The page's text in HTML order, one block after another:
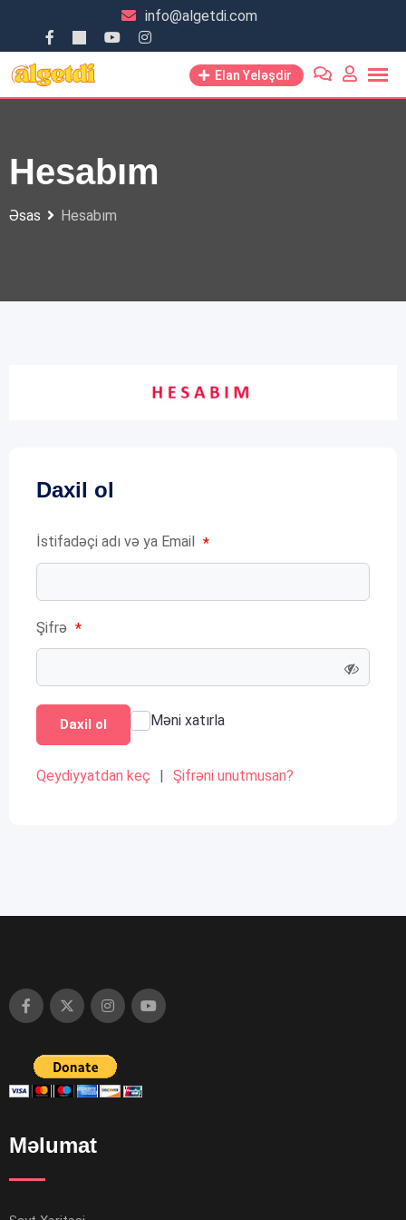
content
info@algetdi.com
Elan Yeləşdir
Hesabım
Əsas Hesabım
Daxil ol
İstifadəçi adı və ya Email *
Şifrə *
Daxil ol Məni xatırla
Qeydiyyatdan keç | Şifrəni unutmusan?
Məlumat